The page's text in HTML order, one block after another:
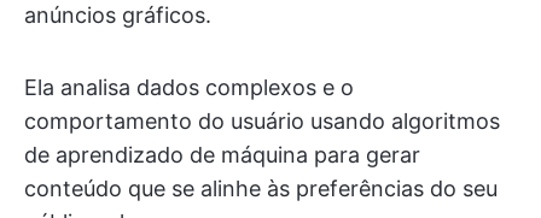
anúncios gráficos.
Ela analisa dados complexos e o
comportamento do usuário usando algoritmos
de aprendizado de máquina para gerar
conteúdo que se alinhe às preferências do seu